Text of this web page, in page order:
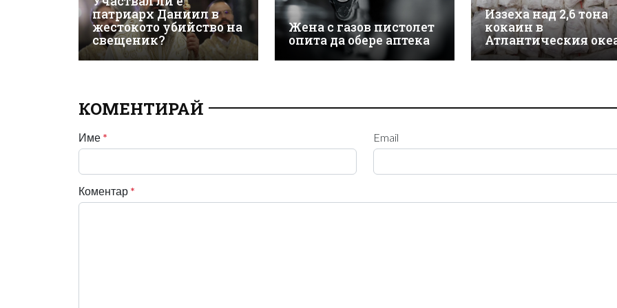
патриарх Даниил в
жестокото убийство на
свещеник?
Жена с газов пистолет
опита да обере аптека
Иззеха над 2,6 тона
кокаин в
Атлантическия
КОМЕНТИРАЙ
Име * Email
Коментар *